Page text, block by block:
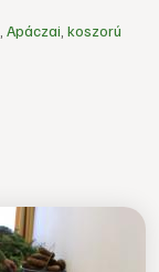
Apáczai koszorú